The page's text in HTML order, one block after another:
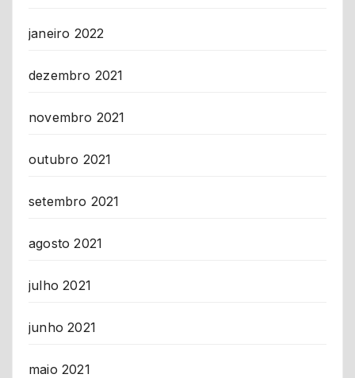
janeiro 2022
dezembro 2021
novembro 2021
outubro 2021
setembro 2021
agosto 2021
julho 2021
junho 2021
maio 2021